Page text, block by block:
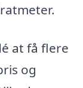
at få flere
og